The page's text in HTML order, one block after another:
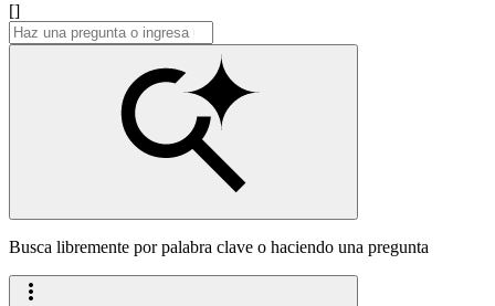
[]
Busca libremente por palabra clave o haciendo una pregunta